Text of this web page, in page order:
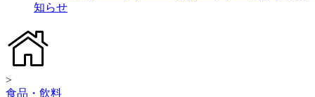
知らせ
>
食品・飲料